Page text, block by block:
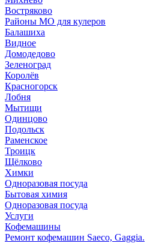
Востряково
Районы МО для кулеров
Балашиха
Видное
Домодедово
Зеленоград
Королёв
Красногорск
Лобня
Мытищи
Одинцово
Подольск
Раменское
Троицк
Щёлково
Химки
Одноразовая посуда
Бытовая химия
Одноразовая посуда
Услуги
Кофемашины
Ремонт кофемашин Saeco, Gaggia.